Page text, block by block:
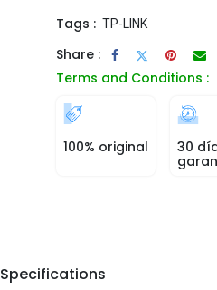
Tags : TP-LINK
Share :
Terms and Conditions :
100% original
30
Specifications